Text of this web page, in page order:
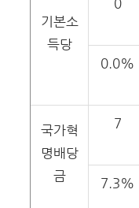
기본소
득당
0
0.0%
국가혁
명배당
금
7
7.3%